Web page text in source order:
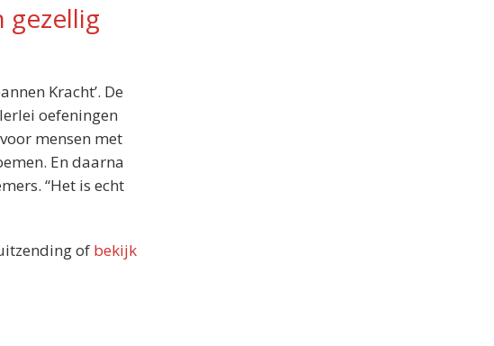
gezellig
Kracht’. De
oefeningen
mensen met
En daarna
“Het is echt
of bekijk